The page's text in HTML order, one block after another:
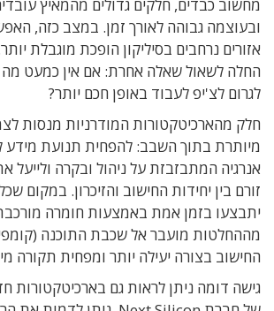
מחשוב כבדים, חלקים גדולים מהמאיץ
ובעוצמה גבוהה לאורך זמן. במצב כזה,
אזורים נרחבים בסיליקון הופכת מוגבלת יותר
החלה לשאול שאלה אחרת: אם אין כמעט
לגרום לצ'יפ לעבוד באופן חכם יותר?
חלק מהארכיטקטורות המודרניות מנסות
מיותרת בתוך השבב: להפחית תנועת מידע
אנרגיה המתבזבזת על ניהול ובקרה ולייעל
זורם בין יחידות החישוב והזיכרון. במקום
יתבצעו בזמן אמת באמצעות חומרה
מההחלטות מועבר אל שכבת התוכנה (
החישוב בצורה יעילה יותר ומפחית תקורה
גישה דומה ניתן לראות גם בארכיטקטורות